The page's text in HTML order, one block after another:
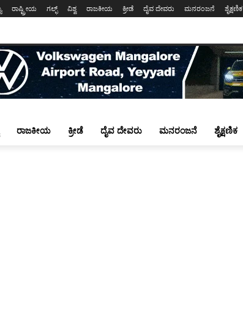
ರಾಷ್ಟ್ರೀಯ ಗಲ್ಫ್ ವಿಶ್ವ ರಾಜಕೀಯ ಕ್ರೀಡೆ ದೈವ ದೇವರು ಮನರಂಜನೆ ಶೈಕ್ಷಣಿಕ
ರಾಜಕೀಯ ಕ್ರೀಡೆ ದೈವ ದೇವರು ಮನರಂಜನೆ ಶೈಕ್ಷಣಿಕ